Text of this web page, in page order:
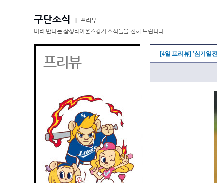
구단소식
프리뷰
미리 만나는 삼성라이온즈경기 소식들을 전해 드립니다.
프리뷰 [4일 프리뷰] '심기일